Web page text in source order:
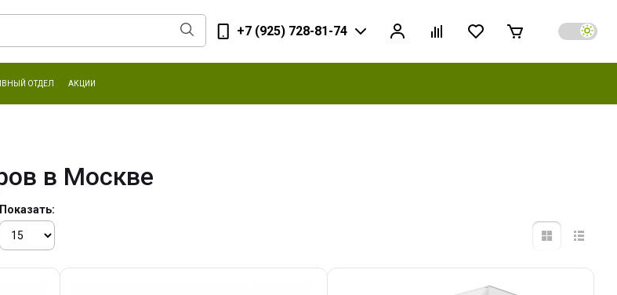
+7 (925) 728-81-74
ОТДЕЛ АКЦИИ
в Москве
Показать: